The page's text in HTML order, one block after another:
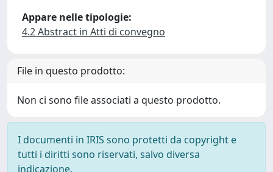
Appare nelle tipologie:
4.2 Abstract in Atti di convegno
File in questo prodotto:
Non ci sono file associati a questo prodotto.
I documenti in IRIS sono protetti da copyright e
tutti i diritti sono riservati, salvo diversa
indicazione.